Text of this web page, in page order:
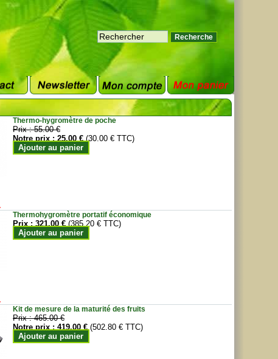
Thermo-hygromètre de poche
Prix :55.00 €
Notre prix :25.00 € (30.00 € TTC)
Ajouter au panier
Thermohygromètre portatif économique
Prix :321.00 € (385.20 € TTC)
Ajouter au panier
Kit de mesure de la maturité des fruits
Prix :465.00 €
Notre prix :419.00 € (502.80 € TTC)
Ajouter au panier